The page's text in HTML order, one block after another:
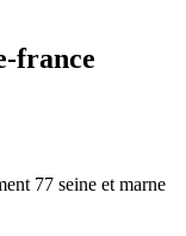
france
77 seine et marne